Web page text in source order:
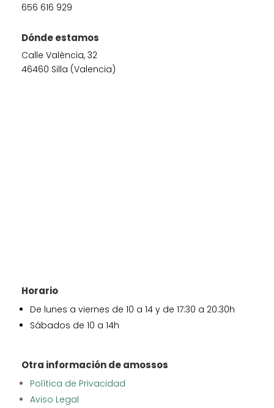
656 616 929
Dónde estamos
Calle València, 32
46460 Silla (Valencia)
Horario
De lunes a viernes de 10 a 14 y de 17:30 a 20:30h
Sábados de 10 a 14h
Otra información de amossos
Política de Privacidad
Aviso Legal